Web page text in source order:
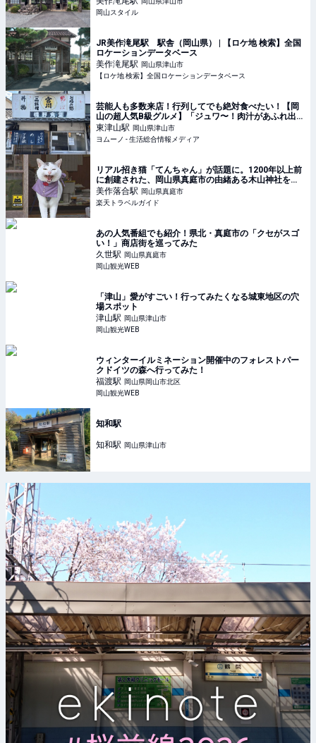
岡山スタイル
JR美作滝尾駅 駅舎（岡山県） | 【ロケ地 検索】全国
ロケーションデータベース
美作滝尾駅 岡山県津山市
【ロケ地 検索】全国ロケーションデータベース
芸能人も多数来店！行列してでも絶対食べたい！【岡
山の超人気B級グルメ】「ジュワ〜！肉汁があふれ出
す…」「濃厚な味」ハマる人続出 | ヨムーノ
東津山駅 岡山県津山市
ヨムーノ - 生活総合情報メディア
リアル招き猫「てんちゃん」が話題に。1200年以上前
に創建された、岡山県真庭市の由緒ある木山神社をご
紹介 【楽天トラベル】
美作落合駅 岡山県真庭市
楽天トラベルガイド
あの人気番組でも紹介！県北・真庭市の「クセがスゴ
い！」商店街を巡ってみた
久世駅 岡山県真庭市
岡山観光WEB
「津山」愛がすごい！行ってみたくなる城東地区の穴
場スポット
津山駅 岡山県津山市
岡山観光WEB
ウィンターイルミネーション開催中のフォレストパー
クドイツの森へ行ってみた！
福渡駅 岡山県岡山市北区
岡山観光WEB
知和駅
知和駅 岡山県津山市